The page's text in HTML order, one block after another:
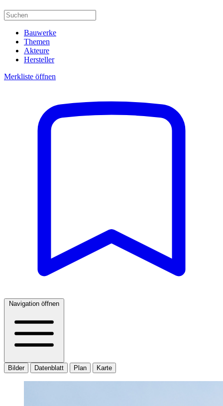
Bauwerke
Themen
Akteure
Hersteller
Merkliste öffnen
Navigation öffnen
Bilder Datenblatt Plan Karte